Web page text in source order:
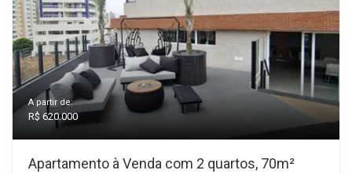
A partir de:
R$ 620.000
Apartamento à Venda com 2 quartos, 70m²